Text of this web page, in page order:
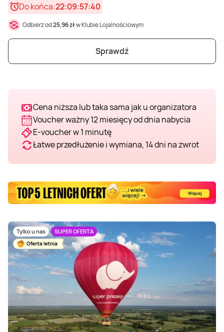
Do końca:22:09:57:38
Odbierz od25,96 złw Klubie Lojalnościowym
Sprawdź
Cena niższa lub taka sama jak u organizatora
Voucher ważny 12 miesięcy od dnia nabycia
E-voucher w 1 minutę
Łatwe przedłużenie i wymiana, 14 dni na zwrot
Tylko u nas SUPER OFERTA